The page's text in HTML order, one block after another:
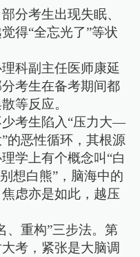
分考生出现失眠、
得“全忘光了”等状
科副主任医师康延
考生在备考期间都
等反应。
考生陷入“压力大—
恶性循环，其根源
学上有个概念叫“白
想白熊”，脑海中的
虑亦是如此，越压
、重构”三步法。第
考，紧张是大脑调